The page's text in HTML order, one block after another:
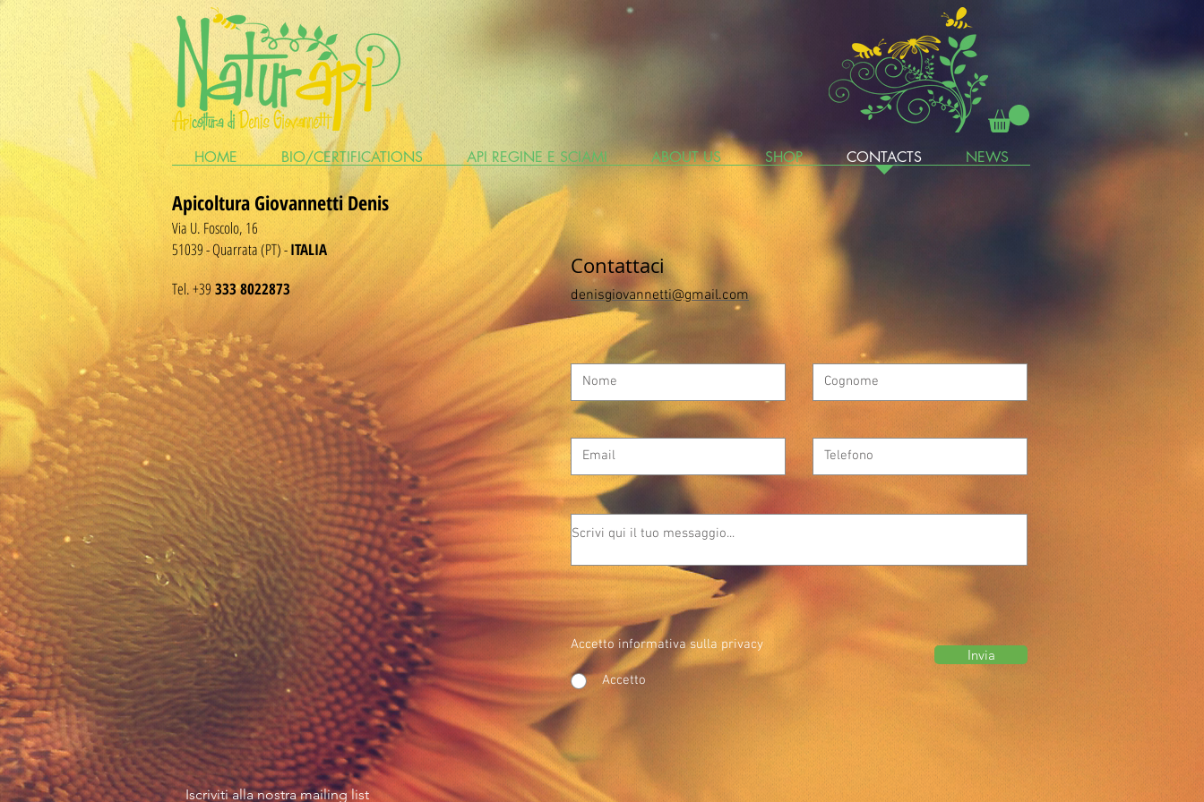
HOME BIO/CERTIFICATIONS API REGINE E SCIAMI ABOUT US SHOP CONTACTS NEWS
Apicoltura Giovannetti Denis
Via U. Foscolo, 16
51039 - Quarrata (PT) -ITALIA
Tel. +39 333 8022873
Contattaci
denisgiovannetti@gmail.com
Accetto informativa sulla privacy
Accetto
Invia
Iscriviti alla nostra mailing list